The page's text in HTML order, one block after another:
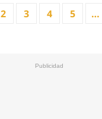
2 3 4 5 …